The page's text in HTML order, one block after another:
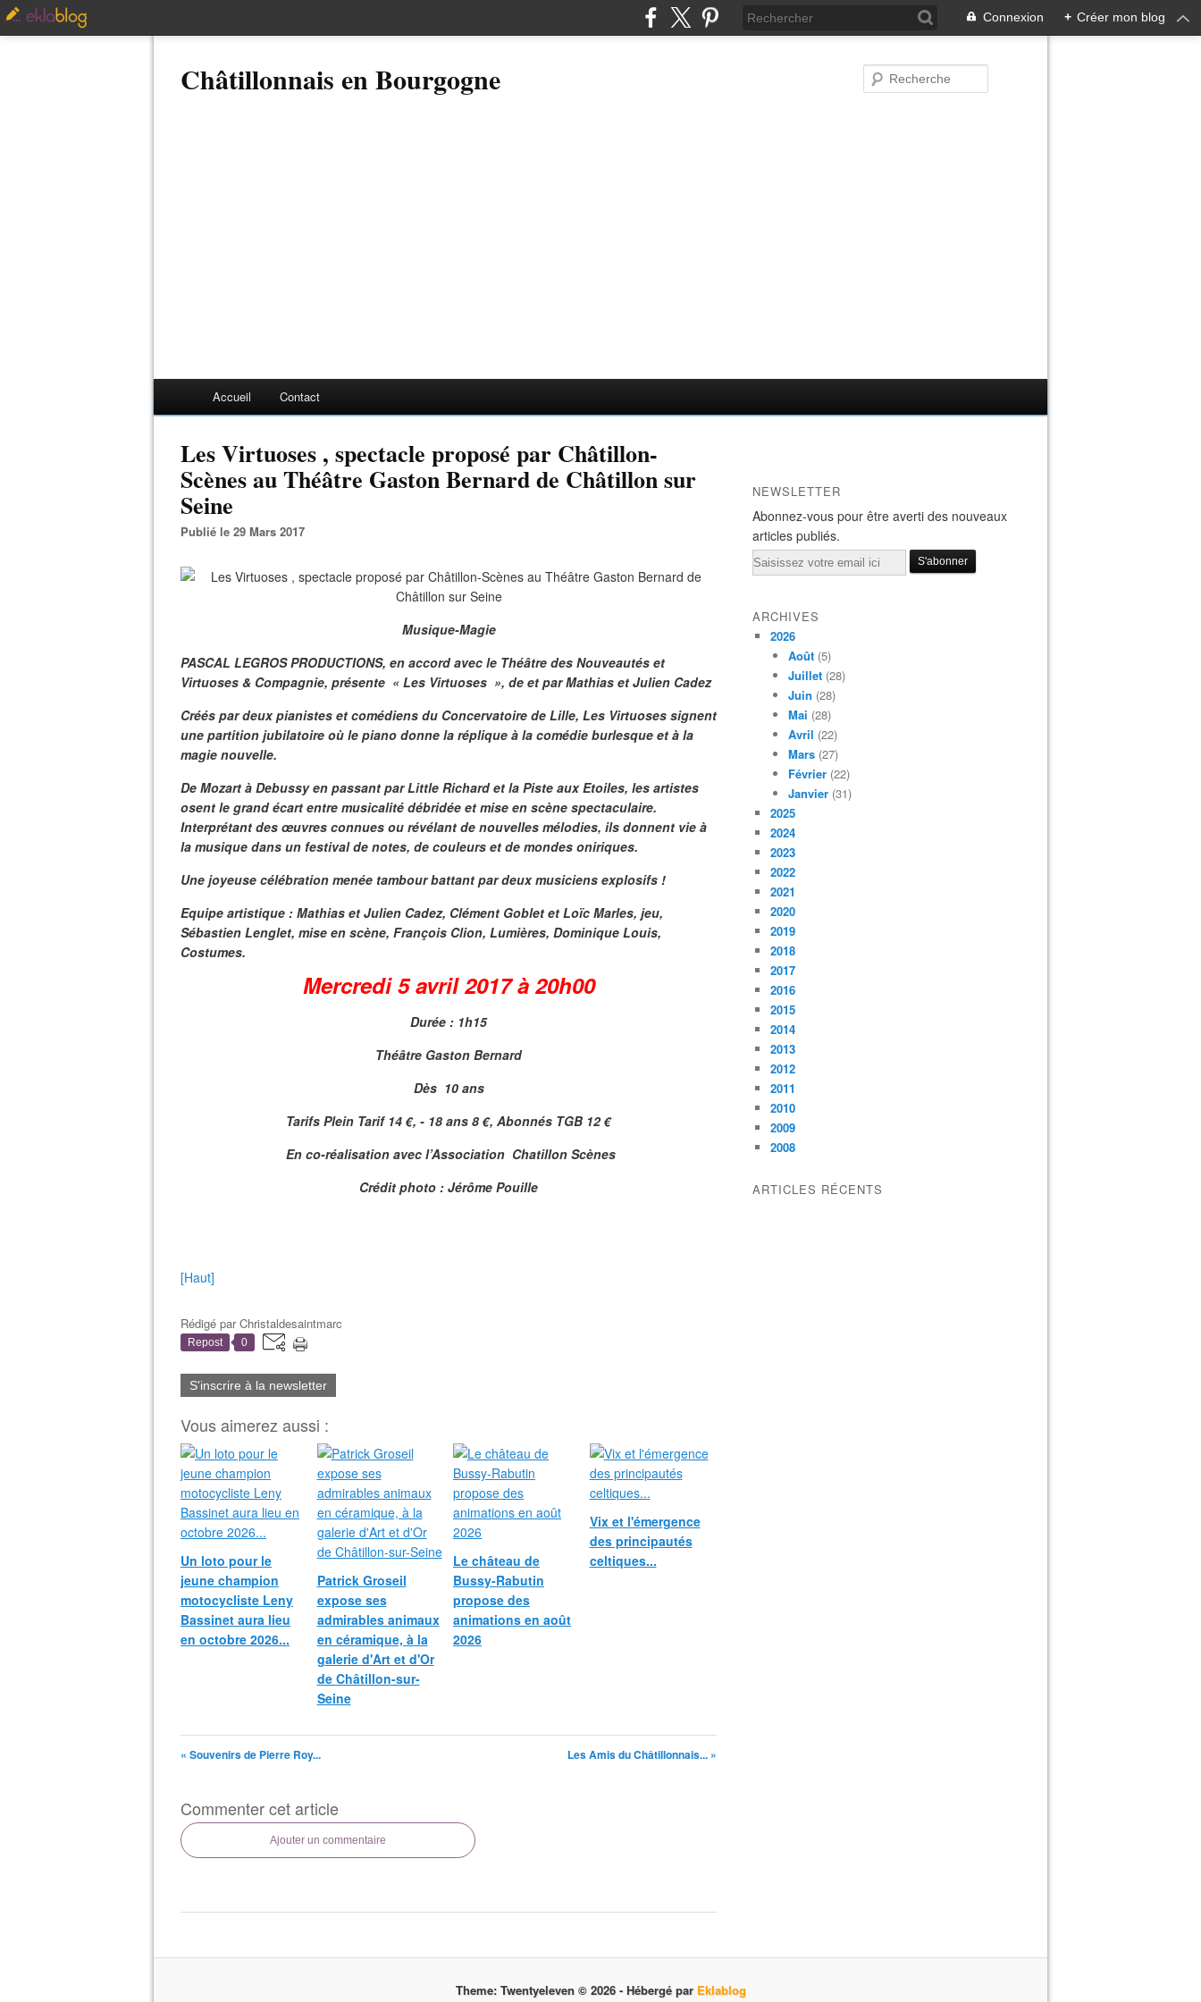
Connexion + Créer mon blog
Châtillonnais en Bourgogne
Accueil Contact
Les Virtuoses , spectacle proposé par Châtillon-
Scènes au Théâtre Gaston Bernard de Châtillon sur
Seine
Publié le 29 Mars 2017
Musique-Magie
PASCAL LEGROS PRODUCTIONS, en accord avec le Théâtre des Nouveautés et
Virtuoses & Compagnie, présente « Les Virtuoses », de et par Mathias et Julien Cadez
Créés par deux pianistes et comédiens du Concervatoire de Lille, Les Virtuoses signent
une partition jubilatoire où le piano donne la réplique à la comédie burlesque et à la
magie nouvelle.
De Mozart à Debussy en passant par Little Richard et la Piste aux Etoiles, les artistes
osent le grand écart entre musicalité débridée et mise en scène spectaculaire.
Interprétant des œuvres connues ou révélant de nouvelles mélodies, ils donnent vie à
la musique dans un festival de notes, de couleurs et de mondes oniriques.
Une joyeuse célébration menée tambour battant par deux musiciens explosifs !
Equipe artistique : Mathias et Julien Cadez, Clément Goblet et Loïc Marles, jeu,
Sébastien Lenglet, mise en scène, François Clion, Lumières, Dominique Louis,
Costumes.
Mercredi 5 avril 2017 à 20h00
Durée : 1h15
Théâtre Gaston Bernard
Dès 10 ans
Tarifs Plein Tarif 14 €, - 18 ans 8 €, Abonnés TGB 12 €
En co-réalisation avec l’Association Chatillon Scènes
Crédit photo : Jérôme Pouille
[Haut]
Rédigé parChristaldesaintmarc
Repost 0
S'inscrire à la newsletter
Vous aimerez aussi :
Un loto pour le
jeune champion
motocycliste Leny
Bassinet aura lieu
en octobre 2026...
Patrick Groseil
expose ses
admirables animaux
en céramique, à la
galerie d'Art et d'Or
de Châtillon-sur-
Seine
Le château de
Bussy-Rabutin
propose des
animations en août
2026
Vix et l'émergence
des principautés
celtiques...
« Souvenirs de Pierre Roy... Les Amis du Châtillonnais... »
Commenter cet article
Ajouter un commentaire
NEWSLETTER
Abonnez-vous pour être averti des nouveaux
articles publiés.
Email
ARCHIVES
2026
Août (5)
Juillet (28)
Juin (28)
Mai (28)
Avril (22)
Mars (27)
Février (22)
Janvier (31)
2025
2024
2023
2022
2021
2020
2019
2018
2017
2016
2015
2014
2013
2012
2011
2010
2009
2008
ARTICLES RÉCENTS
Theme: Twentyeleven © 2026 - Hébergé par Eklablog